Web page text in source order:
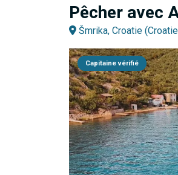
Pêcher avec
Šmrika, Croatie
Capitaine vérifié